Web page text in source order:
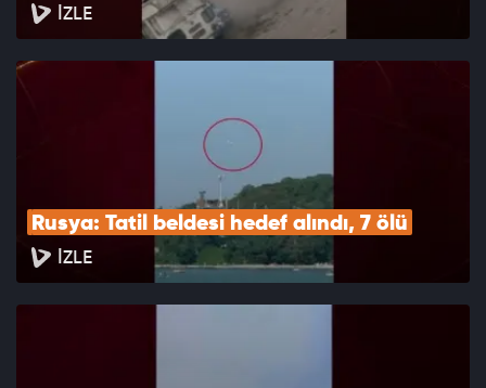
İZLE
Rusya: Tatil beldesi hedef alındı, 7 ölü
İZLE